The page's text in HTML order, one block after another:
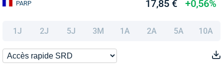
PARP 17,85 € +0,56%
1J 2J 5J 3M 1A 2A 5A 10A